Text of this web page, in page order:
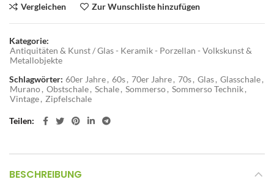
Vergleichen Zur Wunschliste hinzufügen
Kategorie:
Antiquitäten & Kunst / Glas - Keramik - Porzellan - Volkskunst &
Metallobjekte
Schlagwörter: 60er Jahre, 60s, 70er Jahre, 70s, Glas, Glasschale,
Murano, Obstschale, Schale, Sommerso, Sommerso Technik,
Vintage, Zipfelschale
Teilen
BESCHREIBUNG